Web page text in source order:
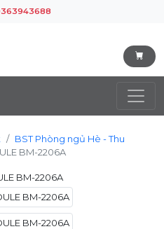
BST Phòng ngủ Hè - Thu
BM-2206A